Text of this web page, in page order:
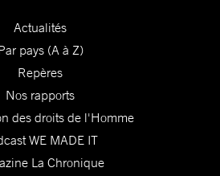
Actualités
pays (A à Z)
Repères
Nos rapports
des droits de l'Homme
WE MADE IT
La Chronique